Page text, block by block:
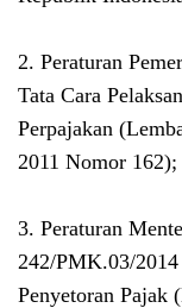
2. Peraturan
Tata Cara
Perpajakan
2011 Nomor 162);
3. Peraturan
242/PMK.03/2014
Penyetoran Pajak